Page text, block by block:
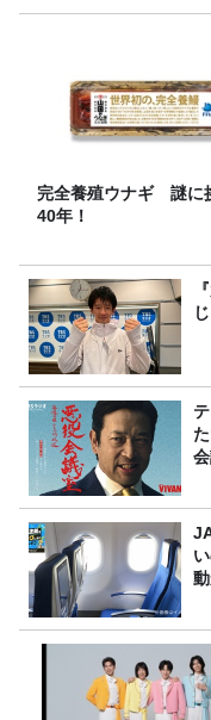
完全養殖ウナギ 謎に
40年！